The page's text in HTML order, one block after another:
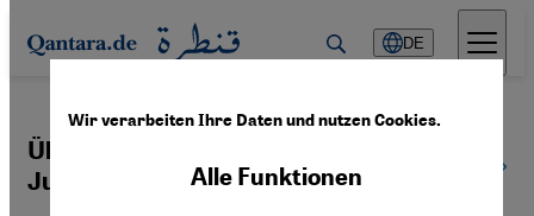
Direkt zum Inhalt springen
DE
Übergangsjustiz | Transitional
Justice
Wir verarbeiten Ihre Daten und nutzen Cookies.
Alle Funktionen